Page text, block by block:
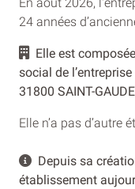
24 années
Elle est
social de l’entreprise
31800 SAINT-
Elle n’a pas d’autre
Depuis sa
établissement